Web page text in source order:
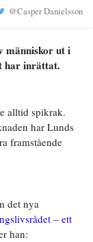
@Casper Danielsson
människor ut i
har inrättat.
alltid spikrak.
har Lunds
framstående
det nya
– ett
han: